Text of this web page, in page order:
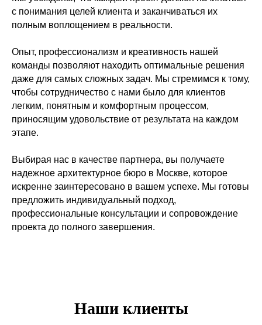
с понимания целей клиента и заканчиваться их
полным воплощением в реальности.
Опыт, профессионализм и креативность нашей
команды позволяют находить оптимальные решения
даже для самых сложных задач. Мы стремимся к тому,
чтобы сотрудничество с нами было для клиентов
легким, понятным и комфортным процессом,
приносящим удовольствие от результата на каждом
этапе.
Выбирая нас в качестве партнера, вы получаете
надежное архитектурное бюро в Москве, которое
искренне заинтересовано в вашем успехе. Мы готовы
предложить индивидуальный подход,
профессиональные консультации и сопровождение
проекта до полного завершения.
Наши клиенты